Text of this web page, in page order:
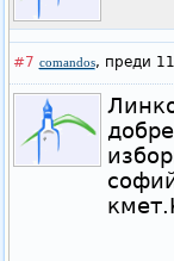
#7 comandos, преди